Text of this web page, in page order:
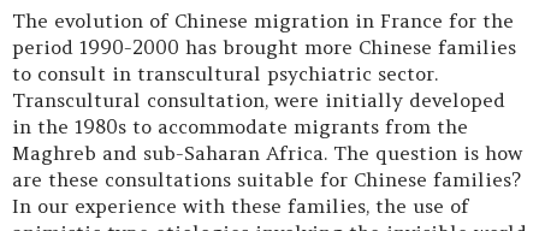
The evolution of Chinese migration in France for the
period 1990-2000 has brought more Chinese families
to consult in transcultural psychiatric sector.
Transcultural consultation, were initially developed
in the 1980s to accommodate migrants from the
Maghreb and sub-Saharan Africa. The question is how
are these consultations suitable for Chinese families?
In our experience with these families, the use of